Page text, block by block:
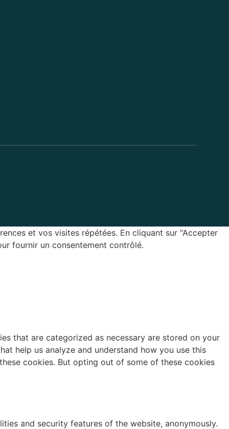
et vos visites répétées. En cliquant sur "Accepter
fournir un consentement contrôlé.
that are categorized as necessary are stored on your
help us analyze and understand how you use this
cookies. But opting out of some of these cookies
and security features of the website, anonymously.